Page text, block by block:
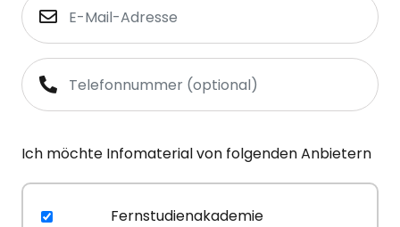
Ich möchte Infomaterial von folgenden Anbietern
Fernstudienakademie